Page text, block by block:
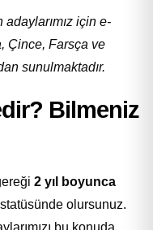
için e-
Çince, Farsça ve
sunulmaktadır.
Bilmeniz
2 yıl boyunca
statüsünde olursunuz.
bu konuda